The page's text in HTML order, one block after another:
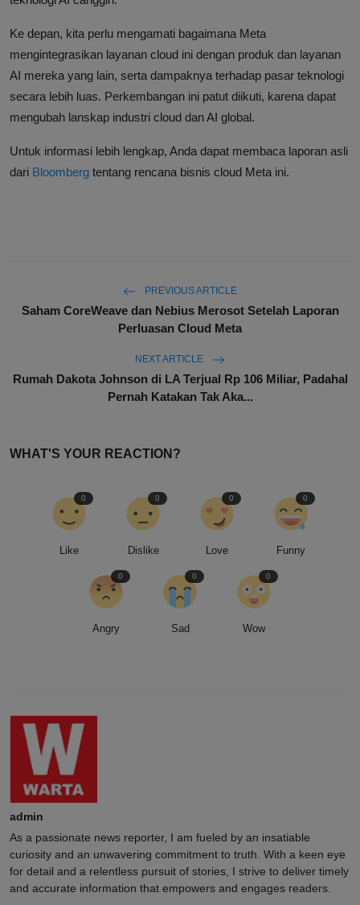
Ke depan, kita perlu mengamati bagaimana Meta
mengintegrasikan layanan cloud ini dengan produk dan layanan
AI mereka yang lain, serta dampaknya terhadap pasar teknologi
secara lebih luas. Perkembangan ini patut diikuti, karena dapat
mengubah lanskap industri cloud dan AI global.
Untuk informasi lebih lengkap, Anda dapat membaca laporan asli
dari Bloomberg tentang rencana bisnis cloud Meta ini.
PREVIOUS ARTICLE
Saham CoreWeave dan Nebius Merosot Setelah Laporan
Perluasan Cloud Meta
NEXT ARTICLE
Rumah Dakota Johnson di LA Terjual Rp 106 Miliar, Padahal
Pernah Katakan Tak Aka...
WHAT'S YOUR REACTION?
Like
0
Dislike
0
Love
0
Funny
0
Angry
0
Sad
0
Wow
0
admin
As a passionate news reporter, I am fueled by an insatiable
curiosity and an unwavering commitment to truth. With a keen eye
for detail and a relentless pursuit of stories, I strive to deliver timely
and accurate information that empowers and engages readers.